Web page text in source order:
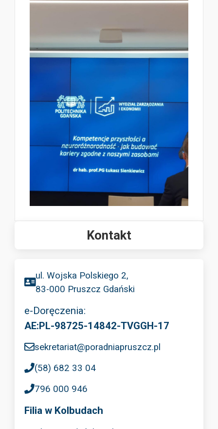
Kontakt
ul. Wojska Polskiego 2,
83-000 Pruszcz Gdański
e-Doręczenia:
AE:PL-98725-14842-TVGGH-17
sekretariat@poradniapruszcz.pl
(58) 682 33 04
796 000 946
Filia w Kolbudach